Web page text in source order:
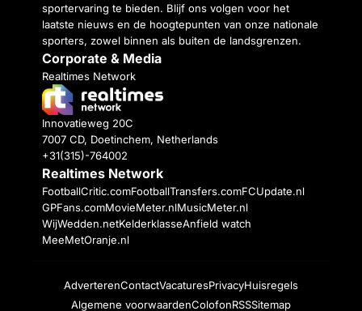
sportervaring te bieden. Blijf ons volgen voor het
laatste nieuws en de hoogtepunten van onze nationale
sporters, zowel binnen als buiten de landsgrenzen.
Corporate & Media
Realtimes Network
Innovatieweg 20C
7007 CD, Doetinchem, Netherlands
+31(315)-764002
Realtimes Network
FootballCritic.comFootballTransfers.comFCUpdate.nl
GPFans.comMovieMeter.nlMusicMeter.nl
WijWedden.netKelderklasseAnfield watch
MeeMetOranje.nl
AdverterenContactVacaturesPrivacyHuisregels
Algemene voorwaardenColofonRSSSitemap